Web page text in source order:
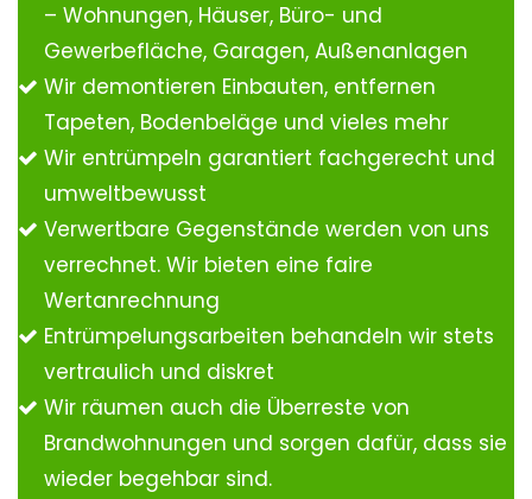
– Wohnungen, Häuser, Büro- und
Gewerbefläche, Garagen, Außenanlagen
Wir demontieren Einbauten, entfernen
Tapeten, Bodenbeläge und vieles mehr
Wir entrümpeln garantiert fachgerecht und
umweltbewusst
Verwertbare Gegenstände werden von uns
verrechnet. Wir bieten eine faire
Wertanrechnung
Entrümpelungsarbeiten behandeln wir stets
vertraulich und diskret
Wir räumen auch die Überreste von
Brandwohnungen und sorgen dafür, dass sie
wieder begehbar sind.